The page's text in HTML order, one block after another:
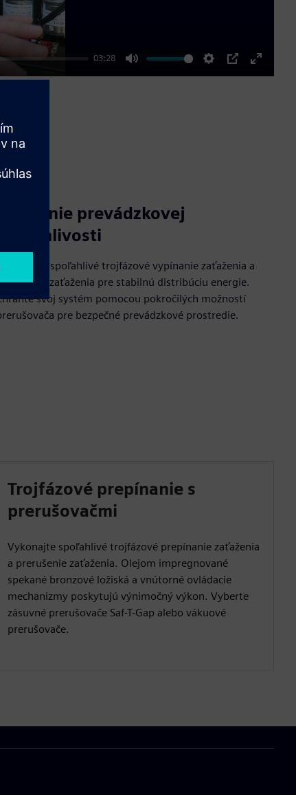
03:28
Mute Settings
PIP
Enter
Zlepšenie prevádzkovej
spoľahlivosti
spoľahlivé trojfázové vypínanie zaťaženia a
zaťaženia pre stabilnú distribúciu energie.
svoj systém pomocou pokročilých možností
pre bezpečné prevádzkové prostredie.
Trojfázové prepínanie s
prerušovačmi
Vykonajte spoľahlivé trojfázové prepínanie zaťaženia
a prerušenie zaťaženia. Olejom impregnované
spekané bronzové ložiská a vnútorné ovládacie
mechanizmy poskytujú výnimočný výkon. Vyberte
zásuvné prerušovače Saf-T-Gap alebo vákuové
prerušovače.